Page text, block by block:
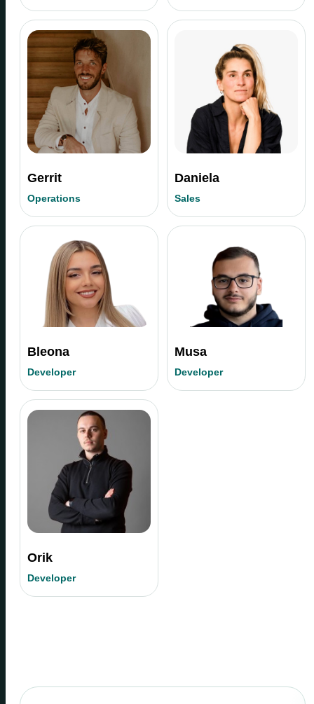
Gerrit
Operations
Daniela
Sales
Bleona
Developer
Musa
Developer
Orik
Developer